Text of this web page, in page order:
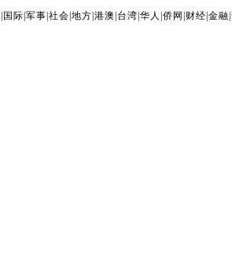
国际 |军事 |社会 |地方 |港澳 台湾 |华人 |侨网 财经 |金融 |